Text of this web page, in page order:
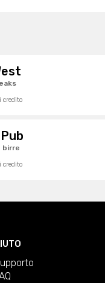
credito
birre
credito